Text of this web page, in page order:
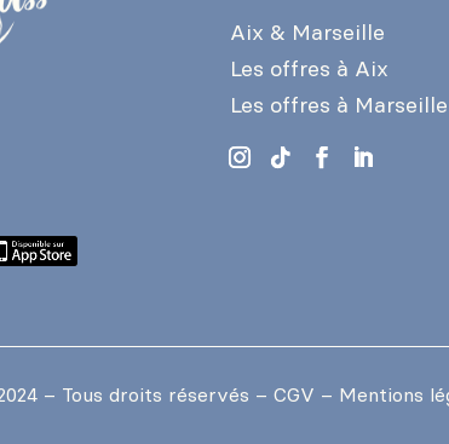
Aix & Marseille
Les offres à Aix
Les offres à Marseille
– Tous droits réservés –CGV – Mentions